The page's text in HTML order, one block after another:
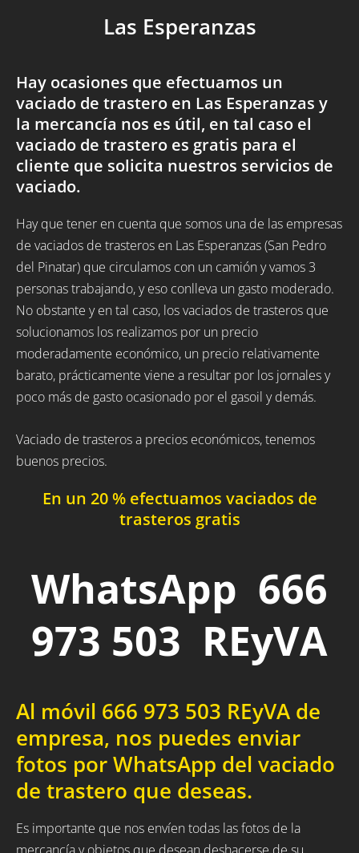
Las Esperanzas
Hay ocasiones que efectuamos un
vaciado de trastero en Las Esperanzas y
la mercancía nos es útil, en tal caso el
vaciado de trastero es gratis para el
cliente que solicita nuestros servicios de
vaciado.
Hay que tener en cuenta que somos una de las empresas
de vaciados de trasteros en Las Esperanzas (San Pedro
del Pinatar) que circulamos con un camión y vamos 3
personas trabajando, y eso conlleva un gasto moderado.
No obstante y en tal caso, los vaciados de trasteros que
solucionamos los realizamos por un precio
moderadamente económico, un precio relativamente
barato, prácticamente viene a resultar por los jornales y
poco más de gasto ocasionado por el gasoil y demás.
Vaciado de trasteros a precios económicos, tenemos
buenos precios.
En un 20 % efectuamos vaciados de
trasteros gratis
WhatsApp 666
973 503 REyVA
Al móvil 666 973 503 REyVA de
empresa, nos puedes enviar
fotos por WhatsApp del vaciado
de trastero que deseas.
Es importante que nos envíen todas las fotos de la